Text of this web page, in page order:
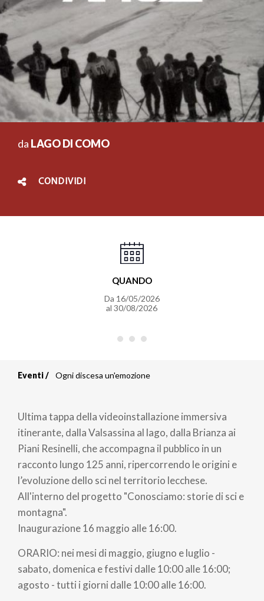
da LAGO DI COMO
CONDIVIDI
QUANDO
Da 16/05/2026
al 30/08/2026
di
pane
Eventi Ogni discesa un'emozione
Ultima tappa della videoinstallazione immersiva
itinerante, dalla Valsassina al lago, dalla Brianza ai
Piani Resinelli, che accompagna il pubblico in un
racconto lungo 125 anni, ripercorrendo le origini e
l’evoluzione dello sci nel territorio lecchese.
All'interno del progetto "Conosciamo: storie di sci e
montagna".
Inaugurazione 16 maggio alle 16:00.
ORARIO: nei mesi di maggio, giugno e luglio -
sabato, domenica e festivi dalle 10:00 alle 16:00;
agosto - tutti i giorni dalle 10:00 alle 16:00.